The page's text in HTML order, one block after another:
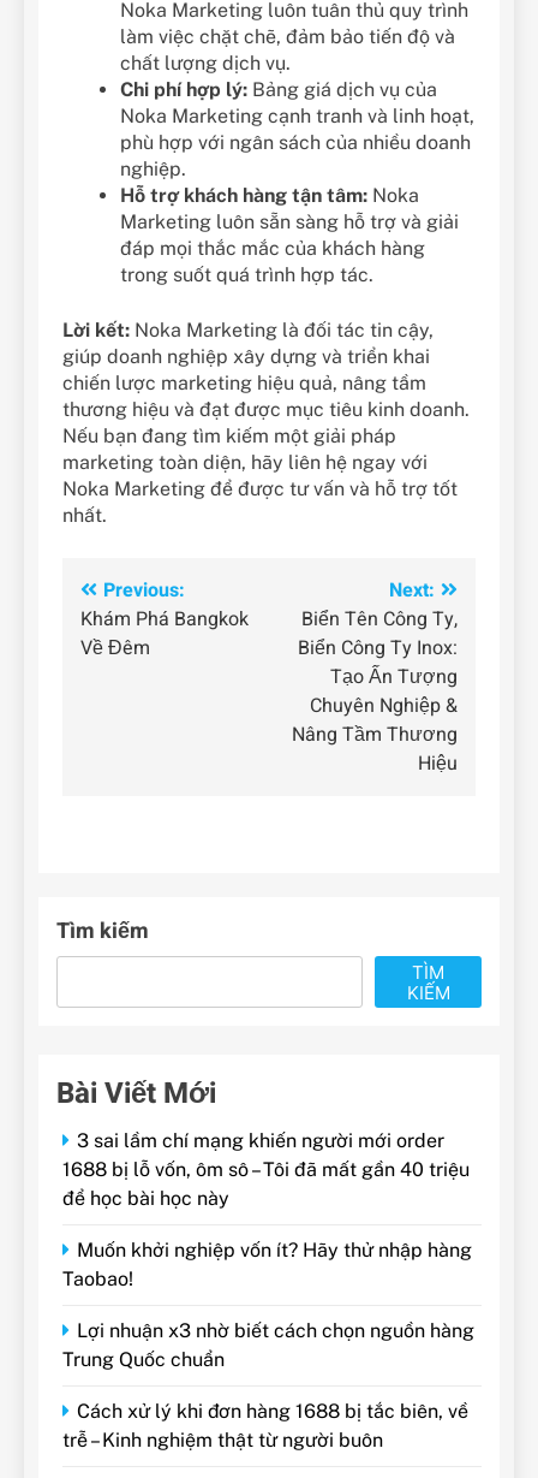
Noka Marketing luôn tuân thủ quy trình
làm việc chặt chẽ, đảm bảo tiến độ và
chất lượng dịch vụ.
Chi phí hợp lý: Bảng giá dịch vụ của
Noka Marketing cạnh tranh và linh hoạt,
phù hợp với ngân sách của nhiều doanh
nghiệp.
Hỗ trợ khách hàng tận tâm: Noka
Marketing luôn sẵn sàng hỗ trợ và giải
đáp mọi thắc mắc của khách hàng
trong suốt quá trình hợp tác.
Lời kết: Noka Marketing là đối tác tin cậy,
giúp doanh nghiệp xây dựng và triển khai
chiến lược marketing hiệu quả, nâng tầm
thương hiệu và đạt được mục tiêu kinh doanh.
Nếu bạn đang tìm kiếm một giải pháp
marketing toàn diện, hãy liên hệ ngay với
Noka Marketing để được tư vấn và hỗ trợ tốt
nhất.
Điều
hướng
Previous:
Khám Phá Bangkok
Về Đêm
Next:
Biển Tên Công Ty,
Biển Công Ty Inox:
Tạo Ấn Tượng
Chuyên Nghiệp &
Nâng Tầm Thương
Hiệu
Tìm kiếm
TÌM
KIẾM
Bài Viết Mới
3 sai lầm chí mạng khiến người mới order
1688 bị lỗ vốn, ôm sô – Tôi đã mất gần 40 triệu
để học bài học này
Muốn khởi nghiệp vốn ít? Hãy thử nhập hàng
Taobao!
Lợi nhuận x3 nhờ biết cách chọn nguồn hàng
Trung Quốc chuẩn
Cách xử lý khi đơn hàng 1688 bị tắc biên, về
trễ – Kinh nghiệm thật từ người buôn